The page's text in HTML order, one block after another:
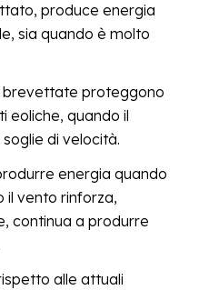
o, produce energia
, sia quando è molto
brevettate proteggono
eoliche, quando il
di velocità.
energia quando
il vento rinforza,
continua a produrre
alle attuali